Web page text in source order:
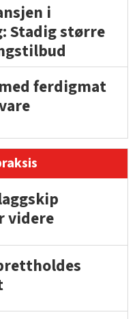
i
Stadig større
ferdigmat
videre